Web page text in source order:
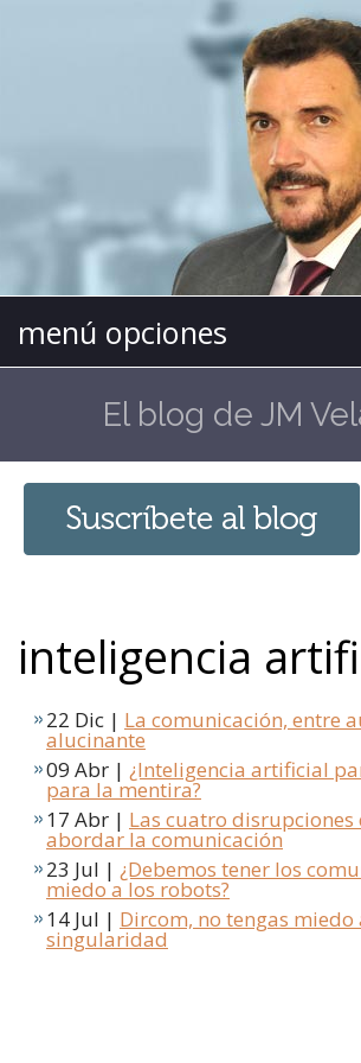
menú opciones
El blog de JM
inteligencia
22 Dic | La comunicación, entre
alucinante
09 Abr | ¿Inteligencia artificial
para la mentira?
17 Abr | Las cuatro disrupciones
abordar la comunicación
23 Jul | ¿Debemos tener los
miedo a los robots?
14 Jul | Dircom, no tengas miedo
singularidad